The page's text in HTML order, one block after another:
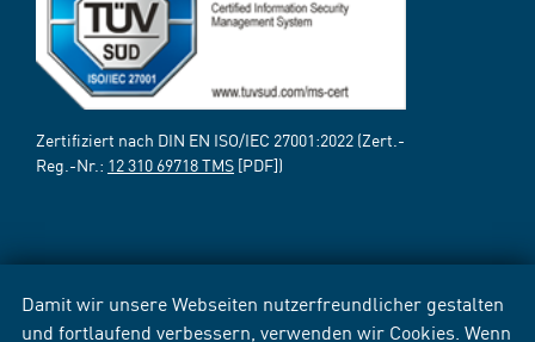
Damit wir unsere Webseiten nutzerfreundlicher gestalten
und fortlaufend verbessern, verwenden wir Cookies. Wenn
Zertifiziert nach DIN EN ISO/IEC 27001:2022 (Zert.-
Reg.-Nr.: 12 310 69718 TMS [PDF])